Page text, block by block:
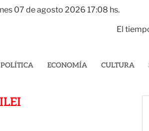
07 de agosto 2026 17:08 hs.
El
POLÍTICA ECONOMÍA CULTURA